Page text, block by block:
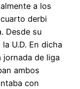
a los
derbi
Desde su
U.D. En dicha
jornada de liga
ambos
con